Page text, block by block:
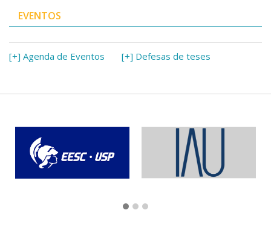
EVENTOS
[+] Agenda de Eventos [+] Defesas de teses